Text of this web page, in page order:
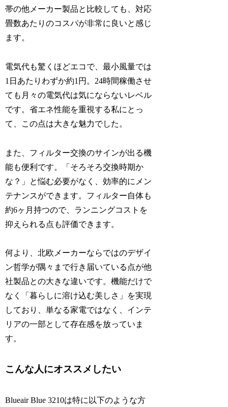
帯の他メーカー製品と比較しても、対応
畳数あたりのコスパが非常に良いと感じ
ます。
電気代も驚くほどエコで、最小風量では
1日あたりわずか約1円。24時間稼働させ
ても月々の電気代は気にならないレベル
です。省エネ性能を重視する私にとっ
て、この点は大きな魅力でした。
また、フィルター交換のサインが出る機
能も便利です。「そろそろ交換時期か
な？」と悩む必要がなく、効率的にメン
テナンスができます。フィルター自体も
約6ヶ月持つので、ランニングコストを
抑えられる点も評価できます。
何より、北欧メーカーならではのデザイ
ン哲学が隅々まで行き届いている点が他
社製品との大きな違いです。機能だけで
なく「暮らしに溶け込む美しさ」を実現
しており、単なる家電ではなく、インテ
リアの一部として存在感を放っていま
す。
こんな人にオススメしたい
Blueair Blue 3210は特に以下のような方